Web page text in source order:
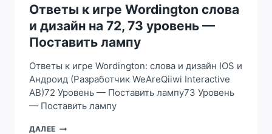
ДИЗАЙН
НА
62,
63
УРОВЕНЬ
ОТКРЫТЬ
КОРОБКУ
Ответы к игре Wordington слова
и дизайн на 72, 73 уровень —
Поставить лампу
Ответы к игре Wordington: слова и дизайн IOS и
Андроид (Разработчик WeAreQiiwi Interactive
AB)72 Уровень — Поставить лампу73 Уровень
— Поставить лампу
ДАЛЕЕ ОТВЕТЫ